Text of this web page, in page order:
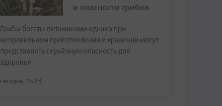
и опасности грибов
Грибы богаты витаминами однако при
неправильном приготовлении и хранении могут
представлять серьёзную опасность для
здоровья
сегодня, 15:23